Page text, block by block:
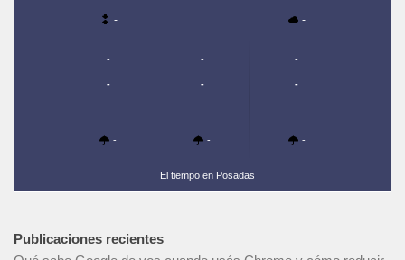
- -
-
-
-
-
-
-
-
-
-
El tiempo en Posadas
Publicaciones recientes